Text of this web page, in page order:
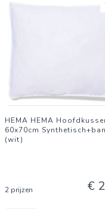
HEMA HEMA
60x70cm
(wit)
2 prijzen €